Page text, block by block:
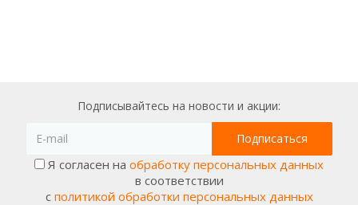
Подписывайтесь на новости и акции:
Я согласен на обработку персональных данных
в соответствии
с политикой обработки персональных данных